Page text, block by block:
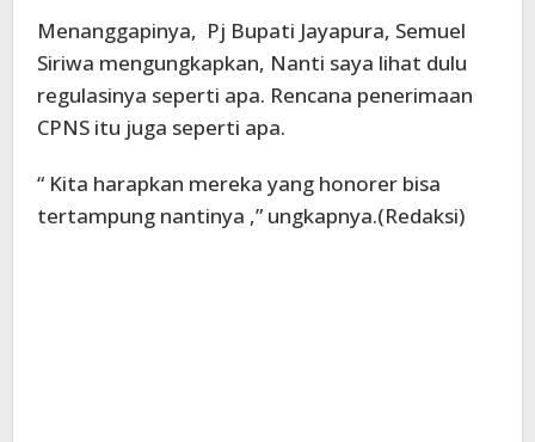
Menanggapinya, Pj Bupati Jayapura, Semuel
Siriwa mengungkapkan, Nanti saya lihat dulu
regulasinya seperti apa. Rencana penerimaan
CPNS itu juga seperti apa.
“ Kita harapkan mereka yang honorer bisa
tertampung nantinya ,” ungkapnya.(Redaksi)